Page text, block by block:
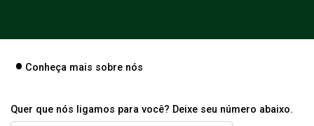
Conheça mais sobre nós
Quer que nós ligamos para você? Deixe seu número abaixo.